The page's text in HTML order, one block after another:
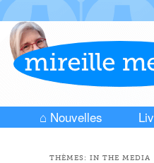
Main menuSkip to primary
Skip to secondary
⌂ Nouvelles
THÈMES: IN THE MEDIA